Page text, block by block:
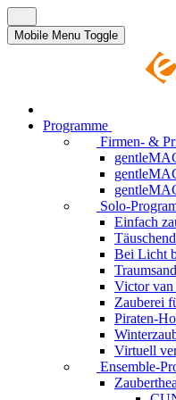
Mobile Menu Toggle
Programme
Firmen- &
Solo-
Einfach
Bei Licht
Victor van
Zauberei
Piraten-
Virtuell
Ensemble-